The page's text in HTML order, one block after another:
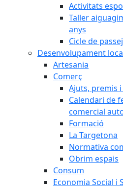
Activitats
Taller
anys
Cicle de
Desenvolupament
Artesania
Comerç
Ajuts, premis
Calendari de
comercial
Formació
La Targetona
Normativa
Obrim espais
Consum
Economia Social i